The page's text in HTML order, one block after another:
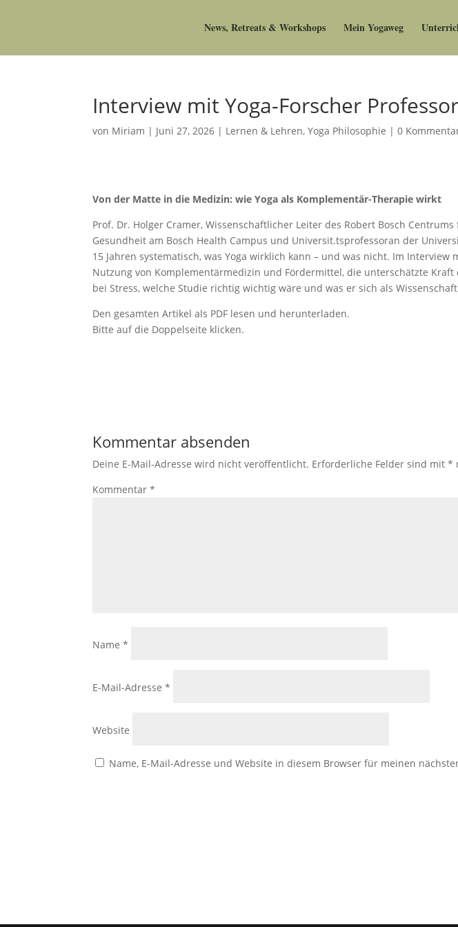
News, Retreats & Workshops Mein Yogaweg
Interview mit Yoga-Forscher
von Miriam | Juni 27, 2026 | Lernen & Lehren,Yoga Philosophie |0
Von der Matte in die Medizin: wie Yoga als Komplementär-Therapie wirkt
Prof. Dr. Holger Cramer, Wissenschaftlicher Leiter des Robert Bosch
Gesundheit am Bosch Health Campus und Universit.tsprofessoran der
15 Jahren systematisch, was Yoga wirklich kann – und was nicht. Im
Nutzung von Komplementärmedizin und Fördermittel, die unterschätzte Kraft
bei Stress, welche Studie richtig wichtig wäre und was er sich als
Den gesamten Artikel als PDF lesen und herunterladen.
Bitte auf die Doppelseite klicken.
Kommentar absenden
Deine E-Mail-Adresse wird nicht veröffentlicht. Erforderliche Felder sind mit*
Kommentar*
Name*
E-Mail-Adresse*
Website
Name, E-Mail-Adresse und Website in diesem Browser für meinen